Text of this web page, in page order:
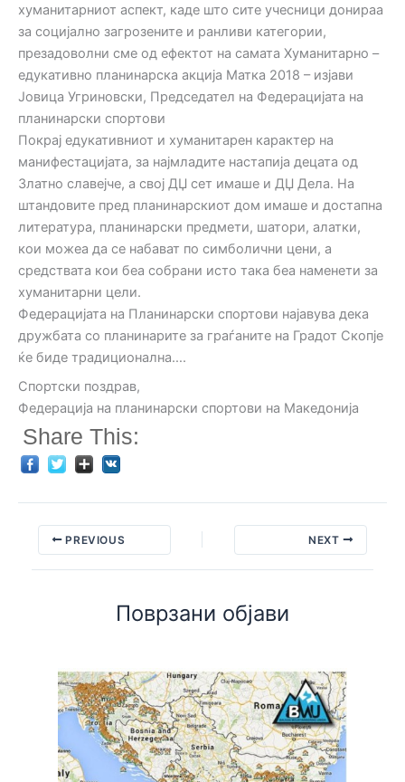
хуманитарниот аспект, каде што сите учесници донираа
за социјално загрозените и ранливи категории,
презадоволни сме од ефектот на самата Хуманитарно –
едукативно планинарска акција Матка 2018 – изјави
Јовица Угриновски, Председател на Федерацијата на
планинарски спортови
Покрај едукативниот и хуманитарен карактер на
манифестацијата, за најмладите настапија децата од
Златно славејче, а свој ДЏ сет имаше и ДЏ Дела. На
штандовите пред планинарскиот дом имаше и достапна
литература, планинарски предмети, шатори, алатки,
кои можеа да се набават по симболични цени, а
средствата кои беа собрани исто така беа наменети за
хуманитарни цели.
Федерацијата на Планинарски спортови најавува дека
дружбата со планинарите за граѓаните на Градот Скопје
ќе биде традиционална….
Спортски поздрав,
Федерација на планинарски спортови на Македонија
Share This:
PREVIOUS NEXT
Поврзани објави